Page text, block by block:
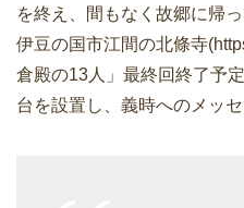
を終え、間もなく故郷に帰
伊豆の国市江間の北條寺
倉殿の13人」最終回終了予
台を設置し、義時へのメッ